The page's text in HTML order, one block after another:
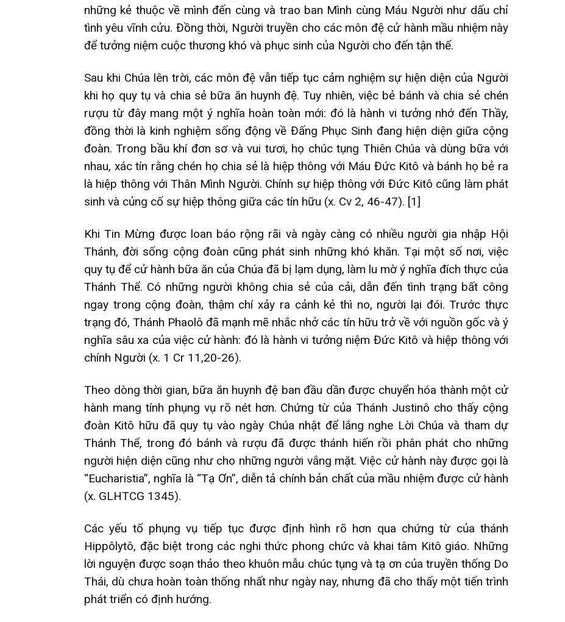
những kẻ thuộc về mình đến cùng và trao ban Mình cùng Máu Người như dấu chỉ
tình yêu vĩnh cửu. Đồng thời, Người truyền cho các môn đệ cử hành mầu nhiệm này
để tưởng niệm cuộc thương khó và phục sinh của Người cho đến tận thế.
Sau khi Chúa lên trời, các môn đệ vẫn tiếp tục cảm nghiệm sự hiện diện của Người
khi họ quy tụ và chia sẻ bữa ăn huynh đệ. Tuy nhiên, việc bẻ bánh và chia sẻ chén
rượu từ đây mang một ý nghĩa hoàn toàn mới: đó là hành vi tưởng nhớ đến Thầy,
đồng thời là kinh nghiệm sống động về Đấng Phục Sinh đang hiện diện giữa cộng
đoàn. Trong bầu khí đơn sơ và vui tươi, họ chúc tụng Thiên Chúa và dùng bữa với
nhau, xác tín rằng chén họ chia sẻ là hiệp thông với Máu Đức Kitô và bánh họ bẻ ra
là hiệp thông với Thân Mình Người. Chính sự hiệp thông với Đức Kitô cũng làm phát
sinh và củng cố sự hiệp thông giữa các tín hữu (x. Cv 2, 46-47). [1]
Khi Tin Mừng được loan báo rộng rãi và ngày càng có nhiều người gia nhập Hội
Thánh, đời sống cộng đoàn cũng phát sinh những khó khăn. Tại một số nơi, việc
quy tụ để cử hành bữa ăn của Chúa đã bị lạm dụng, làm lu mờ ý nghĩa đích thực của
Thánh Thể. Có những người không chia sẻ của cải, dẫn đến tình trạng bất công
ngay trong cộng đoàn, thậm chí xảy ra cảnh kẻ thì no, người lại đói. Trước thực
trạng đó, Thánh Phaolô đã mạnh mẽ nhắc nhở các tín hữu trở về với nguồn gốc và ý
nghĩa sâu xa của việc cử hành: đó là hành vi tưởng niệm Đức Kitô và hiệp thông với
chính Người (x. 1 Cr 11,20-26).
Theo dòng thời gian, bữa ăn huynh đệ ban đầu dần được chuyển hóa thành một cử
hành mang tính phụng vụ rõ nét hơn. Chứng từ của Thánh Justinô cho thấy cộng
đoàn Kitô hữu đã quy tụ vào ngày Chúa nhật để lắng nghe Lời Chúa và tham dự
Thánh Thể, trong đó bánh và rượu đã được thánh hiến rồi phân phát cho những
người hiện diện cũng như cho những người vắng mặt. Việc cử hành này được gọi là
“Eucharistia”, nghĩa là “Tạ Ơn”, diễn tả chính bản chất của mầu nhiệm được cử hành
(x. GLHTCG 1345).
Các yếu tố phụng vụ tiếp tục được định hình rõ hơn qua chứng từ của thánh
Hippôlytô, đặc biệt trong các nghi thức phong chức và khai tâm Kitô giáo. Những
lời nguyện được soạn thảo theo khuôn mẫu chúc tụng và tạ ơn của truyền thống Do
Thái, dù chưa hoàn toàn thống nhất như ngày nay, nhưng đã cho thấy một tiến trình
phát triển có định hướng.